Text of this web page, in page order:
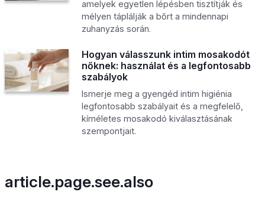
amelyek egyetlen lépésben tisztítják és
mélyen táplálják a bőrt a mindennapi
zuhanyzás során.
Hogyan válasszunk intim mosakodót
nőknek: használat és a legfontosabb
szabályok
Ismerje meg a gyengéd intim higiénia
legfontosabb szabályait és a megfelelő,
kíméletes mosakodó kiválasztásának
szempontjait.
article.page.see.also